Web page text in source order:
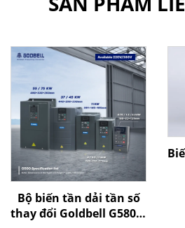
Bộ biến tần dải tần số
thay đổi Goldbell G580M